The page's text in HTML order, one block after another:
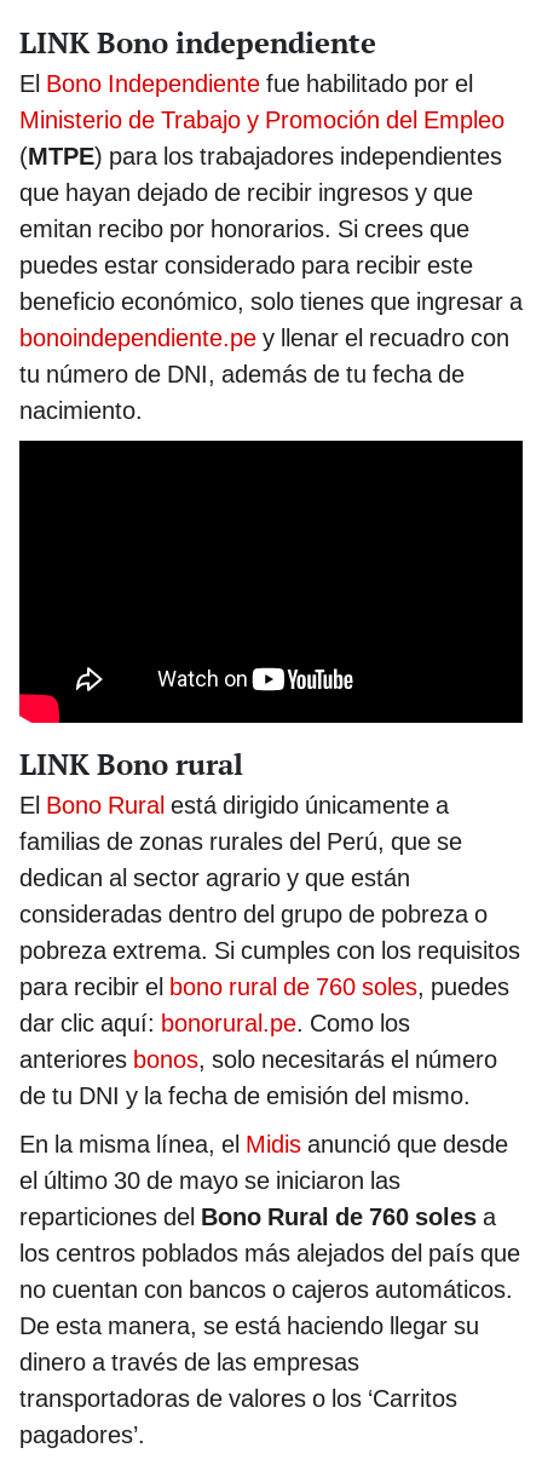
LINK Bono independiente
El Bono Independiente fue habilitado por el
Ministerio de Trabajo y Promoción del Empleo
(MTPE) para los trabajadores independientes
que hayan dejado de recibir ingresos y que
emitan recibo por honorarios. Si crees que
puedes estar considerado para recibir este
beneficio económico, solo tienes que ingresar a
bonoindependiente.pe y llenar el recuadro con
tu número de DNI, además de tu fecha de
nacimiento.
LINK Bono rural
El Bono Rural está dirigido únicamente a
familias de zonas rurales del Perú, que se
dedican al sector agrario y que están
consideradas dentro del grupo de pobreza o
pobreza extrema. Si cumples con los requisitos
para recibir el bono rural de 760 soles, puedes
dar clic aquí: bonorural.pe. Como los
anteriores bonos, solo necesitarás el número
de tu DNI y la fecha de emisión del mismo.
En la misma línea, el Midis anunció que desde
el último 30 de mayo se iniciaron las
reparticiones del Bono Rural de 760 soles a
los centros poblados más alejados del país que
no cuentan con bancos o cajeros automáticos.
De esta manera, se está haciendo llegar su
dinero a través de las empresas
transportadoras de valores o los ‘Carritos
pagadores’.